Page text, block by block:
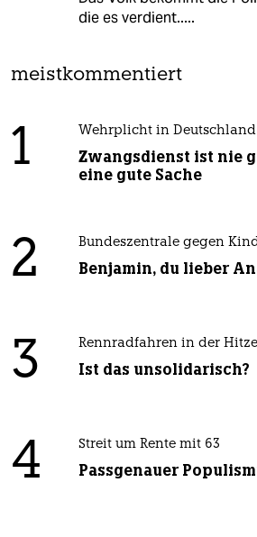
die es verdient.....
meistkommentiert
1 Wehrplicht in Deutschland
Zwangsdienst ist nie
eine gute Sache
2 Bundeszentrale gegen
Benjamin, du lieber
3 Rennradfahren in der Hitze
Ist das unsolidarisch?
4 Streit um Rente mit 63
Passgenauer